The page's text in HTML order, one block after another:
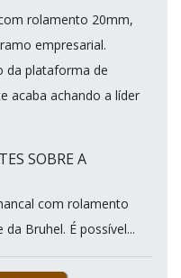
rolamento 20mm,
empresarial.
da plataforma de
acaba achando a líder
SOBRE A
com rolamento
Bruhel. É possível...